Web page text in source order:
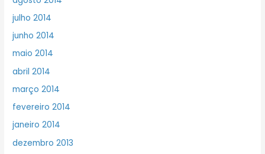
julho 2014
junho 2014
maio 2014
abril 2014
março 2014
fevereiro 2014
janeiro 2014
dezembro 2013